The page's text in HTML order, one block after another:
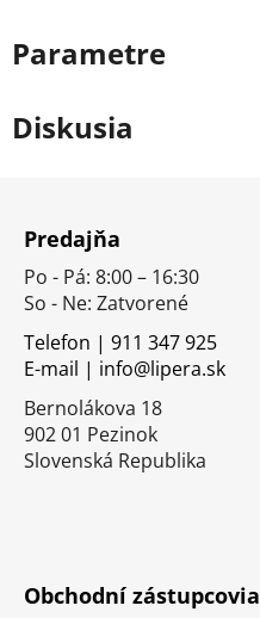
Parametre
Diskusia
Predajňa
Po - Pá: 8:00 – 16:30
So - Ne: Zatvorené
Telefon | 911 347 925
E-mail | info@lipera.sk
Bernolákova 18
902 01 Pezinok
Slovenská Republika
Obchodní zástupcovia